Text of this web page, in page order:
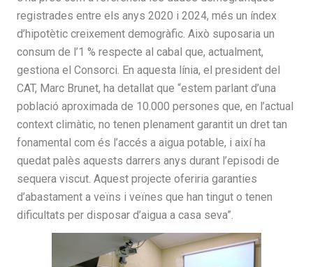
registrades entre els anys 2020 i 2024, més un índex
d’hipotètic creixement demogràfic. Això suposaria un
consum de l’1 % respecte al cabal que, actualment,
gestiona el Consorci. En aquesta línia, el president del
CAT, Marc Brunet, ha detallat que “estem parlant d’una
població aproximada de 10.000 persones que, en l’actual
context climàtic, no tenen plenament garantit un dret tan
fonamental com és l’accés a aigua potable, i així ha
quedat palès aquests darrers anys durant l’episodi de
sequera viscut. Aquest projecte oferiria garanties
d’abastament a veïns i veïnes que han tingut o tenen
dificultats per disposar d’aigua a casa seva”.